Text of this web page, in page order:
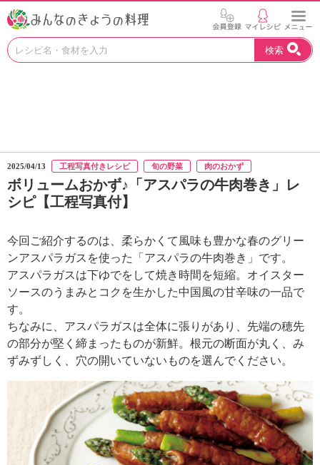
お
つ
け
N
H
K
エ
ュ
ケ
ー
シ
ョ
ナ
ル
「
み
ん
検索
2025/04/13 工程写真付きレシピ 旬の野菜 肉のおかず
ボリュームおかず♪「アスパラの牛肉巻き」レ
シピ【工程写真付】
今回ご紹介するのは、柔らかくて風味も豊かな春のグリー
ンアスパラガスを使った「アスパラの牛肉巻き」です。
アスパラガスは下ゆでをして焼き時間を短縮。オイスター
ソースのうまみとコクを生かした中国風の甘辛味の一品で
す。
ちなみに、アスパラガスは全体に張りがあり、先端の穂先
の部分が堅く締まったものが新鮮。根元の断面が丸く、み
ずみずしく、穴の開いていないものを選んでください。